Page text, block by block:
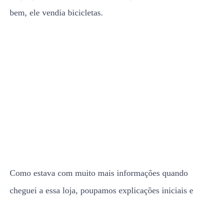
bem, ele vendia bicicletas.
Como estava com muito mais informações quando
cheguei a essa loja, poupamos explicações iniciais e